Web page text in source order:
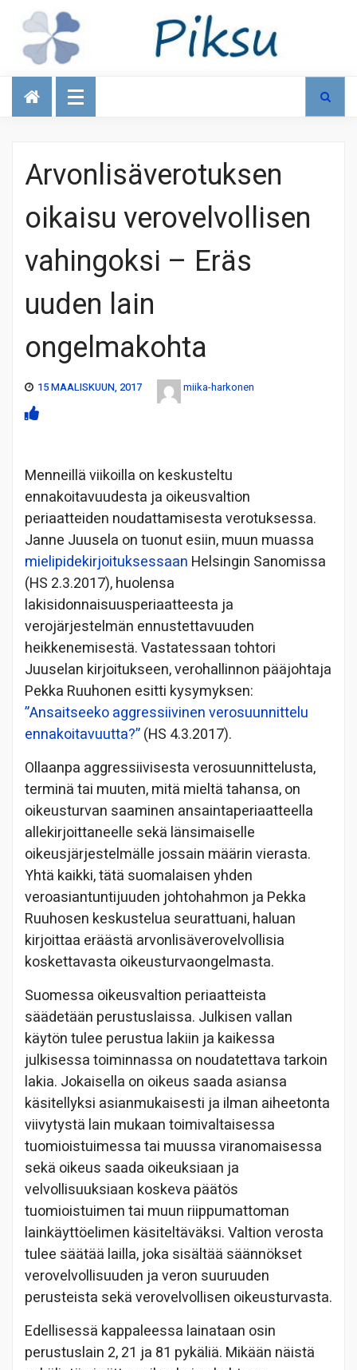
Talous
Arvonlisäverotuksen
oikaisu verovelvollisen
vahingoksi – Eräs
uuden lain
ongelmakohta
15 MAALISKUUN, 2017 miika-harkonen
Menneillä viikoilla on keskusteltu
ennakoitavuudesta ja oikeusvaltion
periaatteiden noudattamisesta verotuksessa.
Janne Juusela on tuonut esiin, muun muassa
mielipidekirjoituksessaan Helsingin Sanomissa
(HS 2.3.2017), huolensa
lakisidonnaisuusperiaatteesta ja
verojärjestelmän ennustettavuuden
heikkenemisestä. Vastatessaan tohtori
Juuselan kirjoitukseen, verohallinnon pääjohtaja
Pekka Ruuhonen esitti kysymyksen:
”Ansaitseeko aggressiivinen verosuunnittelu
ennakoitavuutta?”(HS 4.3.2017).
Ollaanpa aggressiivisesta verosuunnittelusta,
terminä tai muuten, mitä mieltä tahansa, on
oikeusturvan saaminen ansaintaperiaatteella
allekirjoittaneelle sekä länsimaiselle
oikeusjärjestelmälle jossain määrin vierasta.
Yhtä kaikki, tätä suomalaisen yhden
veroasiantuntijuuden johtohahmon ja Pekka
Ruuhosen keskustelua seurattuani, haluan
kirjoittaa eräästä arvonlisäverovelvollisia
koskettavasta oikeusturvaongelmasta.
Suomessa oikeusvaltion periaatteista
säädetään perustuslaissa. Julkisen vallan
käytön tulee perustua lakiin ja kaikessa
julkisessa toiminnassa on noudatettava tarkoin
lakia. Jokaisella on oikeus saada asiansa
käsitellyksi asianmukaisesti ja ilman aiheetonta
viivytystä lain mukaan toimivaltaisessa
tuomioistuimessa tai muussa viranomaisessa
sekä oikeus saada oikeuksiaan ja
velvollisuuksiaan koskeva päätös
tuomioistuimen tai muun riippumattoman
lainkäyttöelimen käsiteltäväksi. Valtion verosta
tulee säätää lailla, joka sisältää säännökset
verovelvollisuuden ja veron suuruuden
perusteista sekä verovelvollisen oikeusturvasta.
Edellisessä kappaleessa lainataan osin
perustuslain 2, 21 ja 81 pykäliä. Mikään näistä